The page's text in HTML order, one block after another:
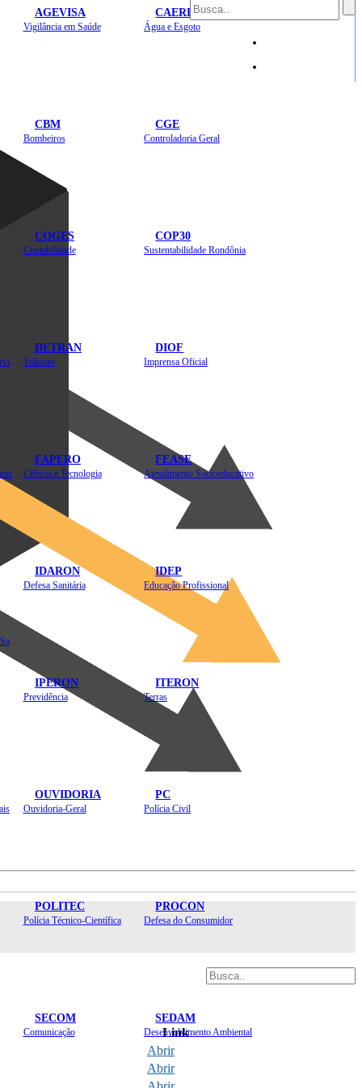
AGEVISA
Vigilância em Saúde
CAERD
Água e Esgoto
CBM
Bombeiros
CGE
Controladoria Geral
COGES
Contabilidade
COP30
Sustentabilidade Rondônia
DETRAN
Trânsito
DIOF
Imprensa Oficial
FAPERO
Ciência e Tecnologia
FEASE
Atendimento Socioeducativo
IDARON
Defesa Sanitária
IDEP
Educação Profissional
IPERON
Previdência
ITERON
Terras
OUVIDORIA
Ouvidoria-Geral
PC
Polícia Civil
POLITEC
Polícia Técnico-Científica
PROCON
Defesa do Consumidor
SECOM
Comunicação
SEDAM
Desenvolvimento Ambiental
Mapa do Site
Link
Abrir
Abrir